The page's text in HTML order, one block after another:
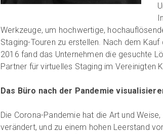
Werkzeuge, um hochwertige,
Staging-Touren zu erstellen. Nach dem
2016 fand das Unternehmen die gesuchte
Partner für virtuelles Staging im Vereinigten
Das Büro nach der Pandemie
Die Corona-Pandemie hat die Art und
verändert, und zu einem hohen Leerstand